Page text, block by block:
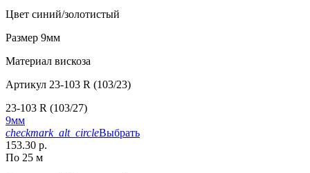
Цвет синий/золотистый
Размер 9мм
Материал вискоза
Артикул 23-103 R (103/23)
23-103 R (103/27)
9мм
checkmark_alt_circleВыбрать
153.30 р.
По 25 м